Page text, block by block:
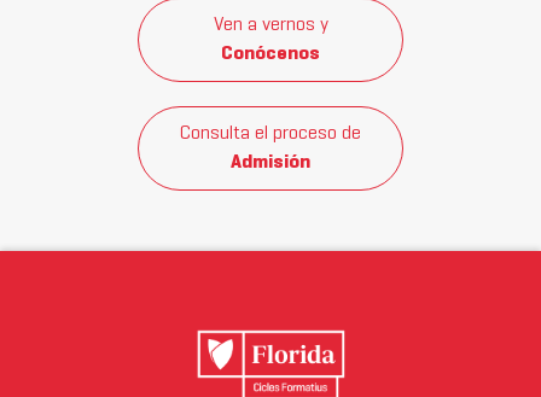
Ven a vernos y
Conócenos
Consulta el proceso de
Admisión